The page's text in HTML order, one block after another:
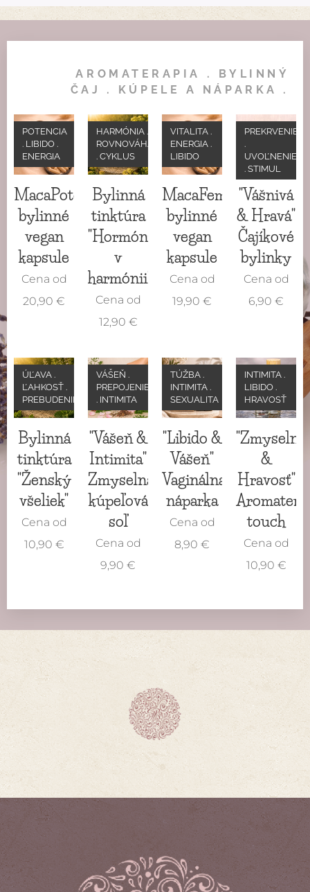
AROMATERAPIA . BYLINNÝ
ČAJ . KÚPELE A NÁPARKA .
MacaPotency
bylinné
vegan
kapsule
POTENCIA
. LIBIDO .
ENERGIA
Cena od
20,90 €
Bylinná
tinktúra
"Hormóny
v
harmónii"
HARMÓNIA .
ROVNOVÁHA
. CYKLUS
Cena od
12,90 €
MacaFeminity
bylinné
vegan
kapsule
VITALITA .
ENERGIA .
LIBIDO
Cena od
19,90 €
"Vášnivá
& Hravá"
Čajíkové
bylinky
PREKRVENIE
.
UVOĽNENIE
. STIMUL
Cena od
6,90 €
Bylinná
tinktúra
"Ženský
všeliek"
ÚĽAVA .
ĽAHKOSŤ .
PREBUDENIE
Cena od
10,90 €
"Vášeň &
Intimita"
Zmyselná
kúpeľová
soľ
VÁŠEŇ .
PREPOJENIE
. INTIMITA
Cena od
9,90 €
"Libido &
Vášeň"
Vaginálna
náparka
TÚŽBA .
INTIMITA .
SEXUALITA
Cena od
8,90 €
&
Hravosť"
touch
INTIMITA .
LIBIDO .
HRAVOSŤ
Cena od
10,90 €